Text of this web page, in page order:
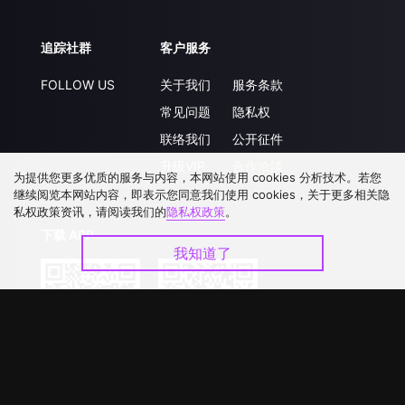
追踪社群
FOLLOW US
客户服务
关于我们
常见问题
联络我们
服务条款
隐私权
公开征件
下载 APP
为提供您更多优质的服务与内容，本网站使用 cookies 分析技术。若您
继续阅览本网站内容，即表示您同意我们使用 cookies，关于更多相关隐
私权政策资讯，请阅读我们的隐私权政策。
我知道了